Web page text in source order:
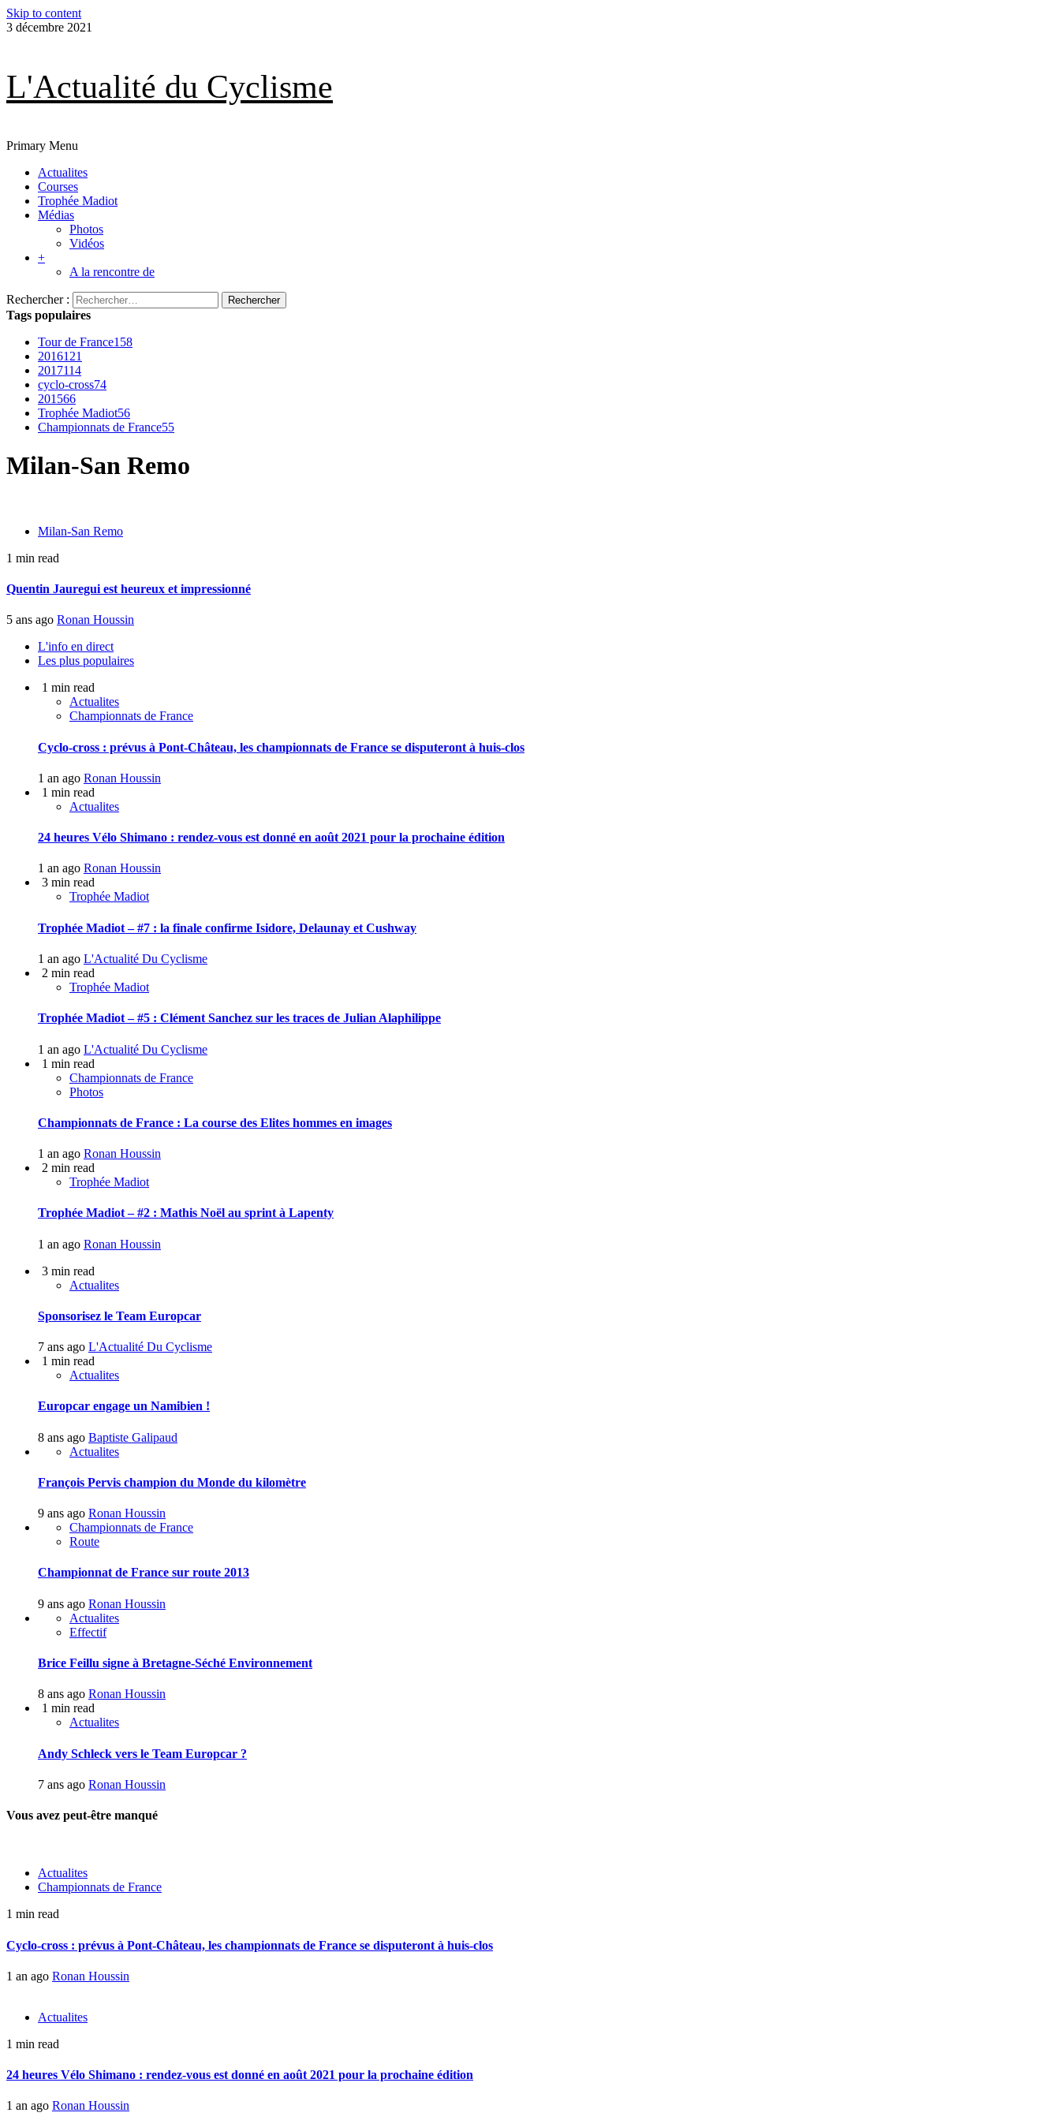
Skip to content
3 décembre 2021
L'Actualité du Cyclisme
Primary Menu
Actualites
Courses
Trophée Madiot
Médias
Photos
Vidéos
+
A la rencontre de
Rechercher :
Tags populaires
Tour de France158
2016121
2017114
cyclo-cross74
201566
Trophée Madiot56
Championnats de France55
Milan-San Remo
Milan-San Remo
1 min read
Quentin Jauregui est heureux et impressionné
5 ans ago Ronan Houssin
L'info en direct
Les plus populaires
1 min read
Actualites
Championnats de France
Cyclo-cross : prévus à Pont-Château, les championnats de France se disputeront à huis-clos
1 an ago Ronan Houssin
1 min read
Actualites
24 heures Vélo Shimano : rendez-vous est donné en août 2021 pour la prochaine édition
1 an ago Ronan Houssin
3 min read
Trophée Madiot
Trophée Madiot – #7 : la finale confirme Isidore, Delaunay et Cushway
1 an ago L'Actualité Du Cyclisme
2 min read
Trophée Madiot
Trophée Madiot – #5 : Clément Sanchez sur les traces de Julian Alaphilippe
1 an ago L'Actualité Du Cyclisme
1 min read
Championnats de France
Photos
Championnats de France : La course des Elites hommes en images
1 an ago Ronan Houssin
2 min read
Trophée Madiot
Trophée Madiot – #2 : Mathis Noël au sprint à Lapenty
1 an ago Ronan Houssin
3 min read
Actualites
Sponsorisez le Team Europcar
7 ans ago L'Actualité Du Cyclisme
1 min read
Actualites
Europcar engage un Namibien !
8 ans ago Baptiste Galipaud
Actualites
François Pervis champion du Monde du kilomètre
9 ans ago Ronan Houssin
Championnats de France
Route
Championnat de France sur route 2013
9 ans ago Ronan Houssin
Actualites
Effectif
Brice Feillu signe à Bretagne-Séché Environnement
8 ans ago Ronan Houssin
1 min read
Actualites
Andy Schleck vers le Team Europcar ?
7 ans ago Ronan Houssin
Vous avez peut-être manqué
Actualites
Championnats de France
1 min read
Cyclo-cross : prévus à Pont-Château, les championnats de France se disputeront à huis-clos
1 an ago Ronan Houssin
Actualites
1 min read
24 heures Vélo Shimano : rendez-vous est donné en août 2021 pour la prochaine édition
1 an ago Ronan Houssin